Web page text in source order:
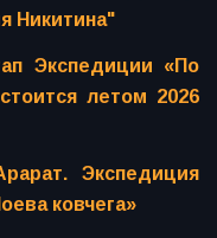
Никитина"
Экспедиции «По
летом 2026
Экспедиция
ковчега»